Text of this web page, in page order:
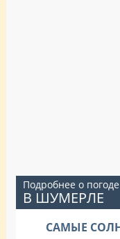
Подробнее о
В ШУМЕРЛЕ
САМЫЕ